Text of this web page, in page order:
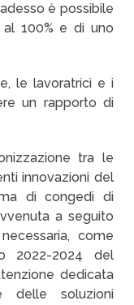
è possibile
100% e di uno
le lavoratrici e i
un rapporto di
tra le
innovazioni del
di congedi di
a seguito
come
2022-2024 del
dedicata
delle soluzioni